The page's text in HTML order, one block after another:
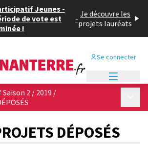
Jeunes -
de vote est
!
- Je découvre les
projets lauréats
Se connecter
2 / 2019 /
DÉPOSÉS